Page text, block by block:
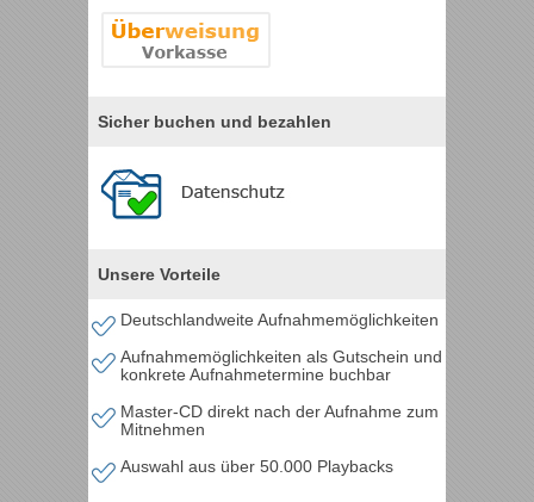
Sicher buchen und bezahlen
Unsere Vorteile
Deutschlandweite Aufnahmemöglichkeiten
Aufnahmemöglichkeiten als Gutschein und
konkrete Aufnahmetermine buchbar
Master-CD direkt nach der Aufnahme zum
Mitnehmen
Auswahl aus über 50.000 Playbacks